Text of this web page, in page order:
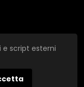
e script esterni